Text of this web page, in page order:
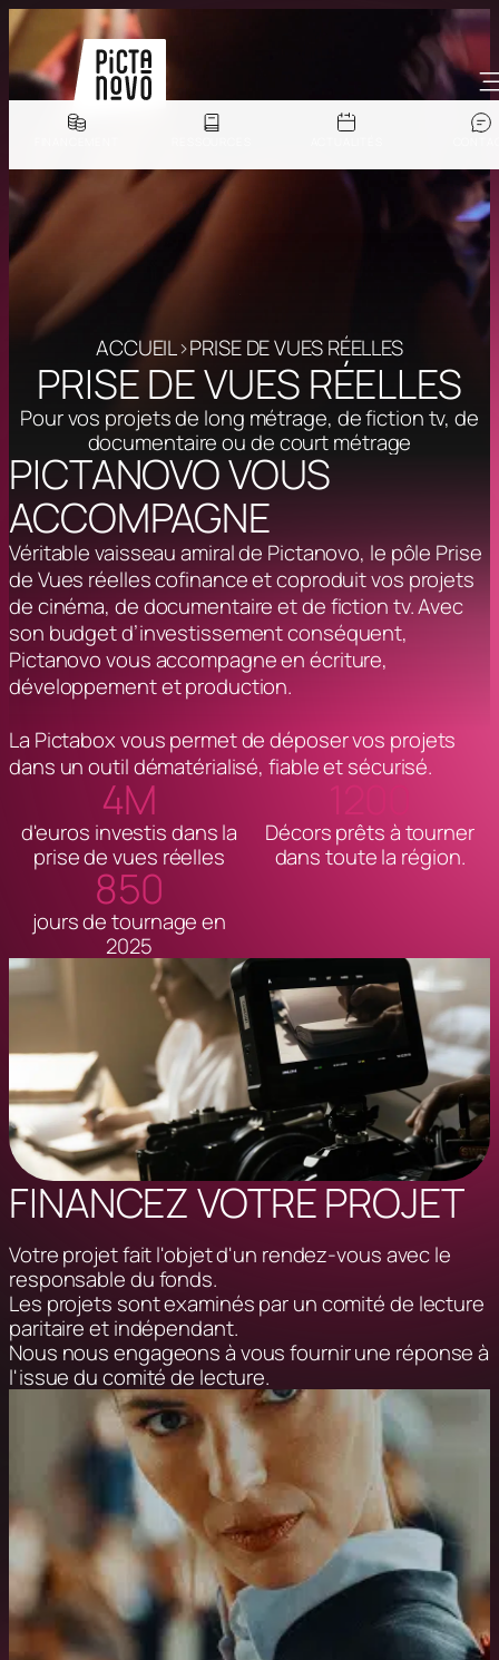
Aller
au
contenu
ACCUEIL>PRISE DE VUES RÉELLES
PRISE DE VUES RÉELLES
Pour vos projets de long métrage, de fiction tv, de
documentaire ou de court métrage
PICTANOVO VOUS
ACCOMPAGNE
Véritable vaisseau amiral de Pictanovo, le pôle Prise
de Vues réelles cofinance et coproduit vos projets
de cinéma, de documentaire et de fiction tv. Avec
son budget d’investissement conséquent,
Pictanovo vous accompagne en écriture,
développement et production.
La Pictabox vous permet de déposer vos projets
dans un outil dématérialisé, fiable et sécurisé.
4M
d'euros investis dans la
prise de vues réelles
1200
Décors prêts à tourner
dans toute la région.
850
jours de tournage en
2025
FINANCEZ VOTRE PROJET
Votre projet fait l'objet d'un rendez-vous avec le
responsable du fonds.
Les projets sont examinés par un comité de lecture
paritaire et indépendant.
Nous nous engageons à vous fournir une réponse à
l'issue du comité de lecture.